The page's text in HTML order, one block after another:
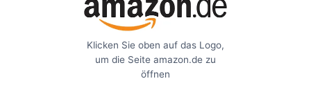
Klicken Sie oben auf das Logo,
um die Seite amazon.de zu
öffnen